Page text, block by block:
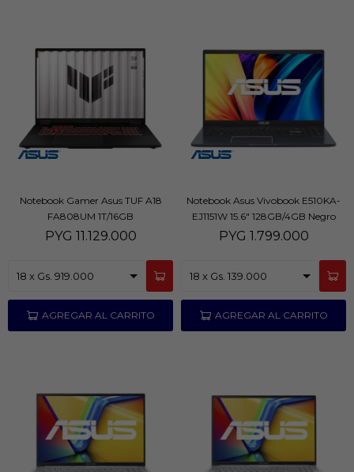
Notebook Gamer Asus TUF A18
FA808UM 1T/16GB
PYG 11.129.000
Notebook Asus Vivobook E510KA-
EJ1151W 15.6" 128GB/4GB Negro
PYG 1.799.000